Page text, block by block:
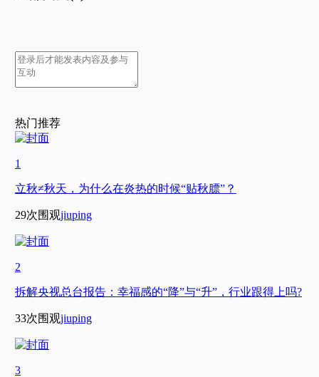
热门推荐
1
立秋≠秋天，为什么在炎热的时候“贴秋膘”？
29次围观jiuping
2
拆解央视总台报告：幸福感的“降”与“升”，行业跟得上吗?
33次围观jiuping
3